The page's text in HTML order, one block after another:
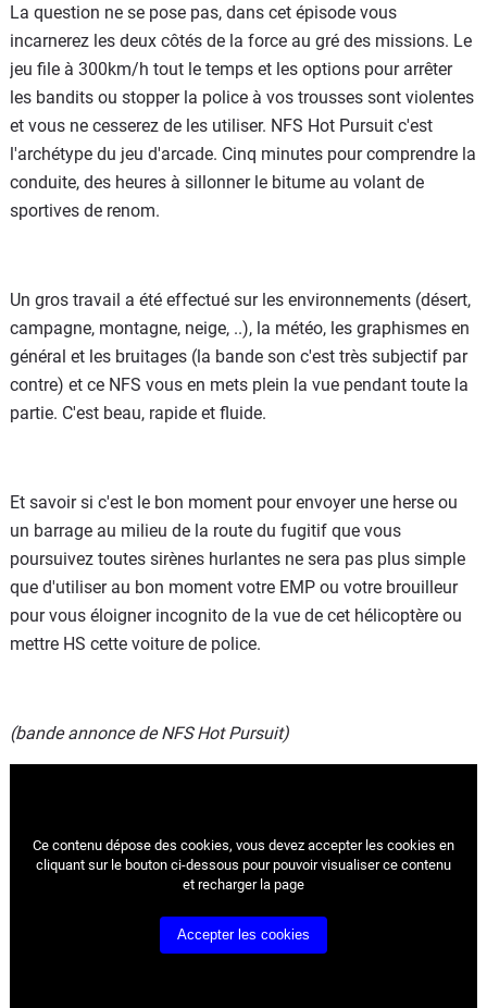
La question ne se pose pas, dans cet épisode vous
incarnerez les deux côtés de la force au gré des missions. Le
jeu file à 300km/h tout le temps et les options pour arrêter
les bandits ou stopper la police à vos trousses sont violentes
et vous ne cesserez de les utiliser. NFS Hot Pursuit c'est
l'archétype du jeu d'arcade. Cinq minutes pour comprendre la
conduite, des heures à sillonner le bitume au volant de
sportives de renom.
Un gros travail a été effectué sur les environnements (désert,
campagne, montagne, neige, ..), la météo, les graphismes en
général et les bruitages (la bande son c'est très subjectif par
contre) et ce NFS vous en mets plein la vue pendant toute la
partie. C'est beau, rapide et fluide.
Et savoir si c'est le bon moment pour envoyer une herse ou
un barrage au milieu de la route du fugitif que vous
poursuivez toutes sirènes hurlantes ne sera pas plus simple
que d'utiliser au bon moment votre EMP ou votre brouilleur
pour vous éloigner incognito de la vue de cet hélicoptère ou
mettre HS cette voiture de police.
(bande annonce de NFS Hot Pursuit)
Ce contenu dépose des cookies, vous devez accepter les cookies en
cliquant sur le bouton ci-dessous pour pouvoir visualiser ce contenu
et recharger la page
Accepter les cookies